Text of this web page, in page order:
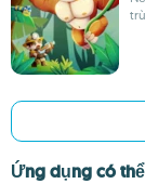
Ứng dụng có